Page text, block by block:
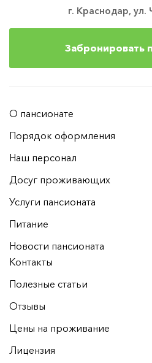
г. Краснодар, ул.
Забронировать
О пансионате
Порядок оформления
Наш персонал
Досуг проживающих
Услуги пансионата
Питание
Новости пансионата
Контакты
Полезные статьи
Отзывы
Цены на проживание
Лицензия